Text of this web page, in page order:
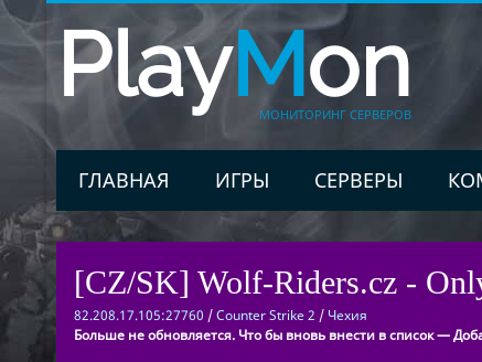
PlayMon
МОНИТОРИНГ СЕРВЕРОВ
ГЛАВНАЯ ИГРЫ СЕРВЕРЫ
[CZ/SK] Wolf-Riders.cz -
82.208.17.105:27760 /Counter Strike 2 / Чехия
Больше не обновляется. Что бы вновь внести в список —